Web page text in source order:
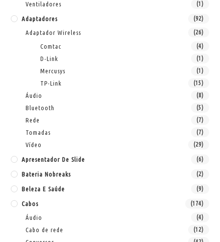
Ventiladores (1)
Adaptadores (92)
Adaptador Wireless (26)
Comtac (4)
D-Link (1)
Mercusys (1)
TP-Link (15)
Áudio (8)
Bluetooth (5)
Rede (7)
Tomadas (7)
Vídeo (29)
Apresentador De Slide (6)
Bateria Nobreaks (2)
Beleza E Saúde (9)
Cabos (174)
Áudio (4)
Cabo de rede (12)